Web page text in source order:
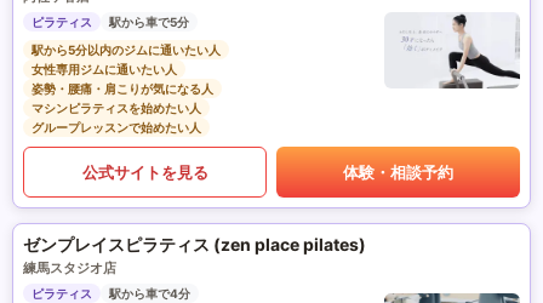
ピラティス
駅から車で5分
駅から5分以内のジムに通いたい人
女性専用ジムに通いたい人
姿勢・腰痛・肩こりが気になる人
マシンピラティスを始めたい人
グループレッスンで始めたい人
公式サイトを見る 体験・相談予約
ゼンプレイスピラティス (zen place pilates)
練馬スタジオ店
ピラティス
駅から車で4分